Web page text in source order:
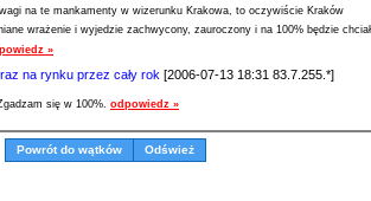
na te mankamenty w wizerunku Krakowa, to oczywiście Kraków
wrażenie i wyjedzie zachwycony, zauroczony i na 100% będzie chciał
»
na rynku przez cały rok [2006-07-13 18:31 83.7.255.*]
się w 100%. odpowiedz »
Powrót do wątków Odśwież